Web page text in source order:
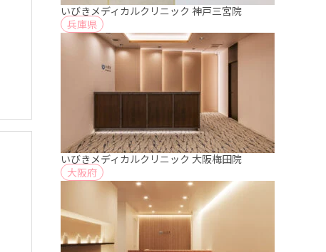
いびきメディカルクリニック 神戸三宮院
兵庫県
いびきメディカルクリニック 大阪梅田院
大阪府